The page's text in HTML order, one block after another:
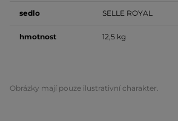
sedlo SELLE ROYAL
hmotnost 12,5 kg
Obrázky mají pouze ilustrativní charakter.